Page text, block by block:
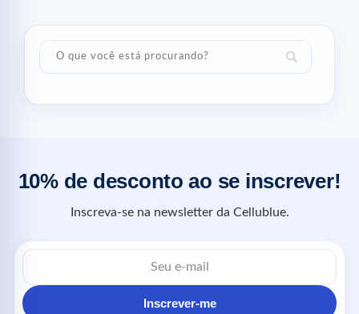
10% de desconto ao se inscrever!
Inscreva-se na newsletter da Cellublue.
Inscrever-me